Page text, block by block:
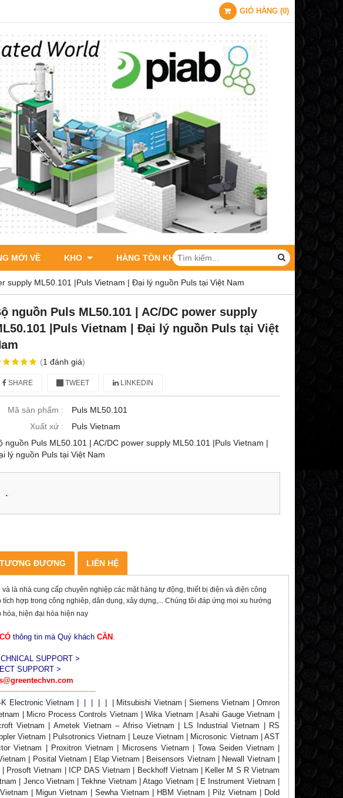
GIỎ HÀNG (0)
MỚI VỀ KHO HÀNG TỒN KHO
supply ML50.101 |Puls Vietnam | Đại lý nguồn Puls tại Việt Nam
nguồn Puls ML50.101 | AC/DC power supply
|Puls Vietnam | Đại lý nguồn Puls tại Việt
(1 đánh giá)
SHARE TWEET LINKEDIN
Mã sản phẩm :
Puls ML50.101
Xuất xứ :
Puls Vietnam
nguồn Puls ML50.101 | AC/DC power supply ML50.101 |Puls Vietnam |
lý nguồn Puls tại Việt Nam
ĐƯƠNG LIÊN HỆ
là nhà cung cấp chuyên nghiệp các mặt hàng tự động, thiết bị điện và điện công
hợp trong công nghiêp, dân dụng, xây dựng,... Chúng tôi đáp ứng mọi xu hướng
hóa, hiện đại hóa hiện nay
CÓthông tin mà Quý khách CẦN
SUPPORT >
SUPPORT >
K Electronic Vietnam |
| Mitsubishi Vietnam | Siemens Vietnam | Omron
| Micro Process Controls Vietnam | Wika Vietnam | Asahi Gauge Vietnam |
Vietnam | Ametek Vietnam – Afriso Vietnam | LS Industrial Vietnam | RS
Vietnam | Pulsotronics Vietnam | Leuze Vietnam | Microsonic Vietnam | AST
Vietnam | Proxitron Vietnam | Microsens Vietnam | Towa Seiden Vietnam |
| Posital Vietnam | Elap Vietnam | Beisensors Vietnam | Newall Vietnam |
Prosoft Vietnam | ICP DAS Vietnam | Beckhoff Vietnam | Keller M S R Vietnam
| Jenco Vietnam | Tekhne Vietnam | Atago Vietnam | E Instrument Vietnam |
| Migun Vietnam | Sewha Vietnam | HBM Vietnam | Pilz Vietnam | Dold